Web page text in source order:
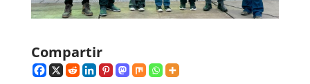
Compartir